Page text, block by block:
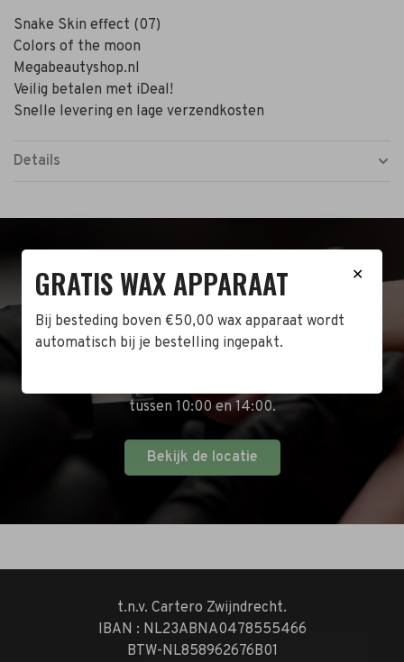
Snake Skin effect (07)
Colors of the moon
Megabeautyshop.nl
Veilig betalen met iDeal!
Snelle levering en lage verzendkosten
Details
BEZOEK DE WINKEL!
Naast de online shop hebben wij ook een fysieke
winkel in Zwijndrecht! Het adres is: Antoni van
tussen 10:00 en 14:00.
Bekijk de locatie
t.n.v. Cartero Zwijndrecht.
IBAN : NL23ABNA0478555466
BTW-NL858962676B01
✕
GRATIS WAX APPARAAT
Bij besteding boven €50,00 wax apparaat wordt
automatisch bij je bestelling ingepakt.